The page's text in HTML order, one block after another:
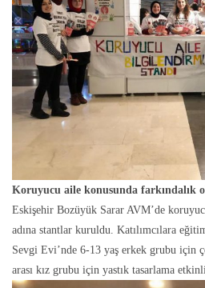
Koruyucu aile konusunda farkındalık
Eskişehir Bozüyük Sarar AVM’de
adına stantlar kuruldu. Katılımcılara
Sevgi Evi’nde 6-13 yaş erkek grubu için
arası kız grubu için yastık tasarlama